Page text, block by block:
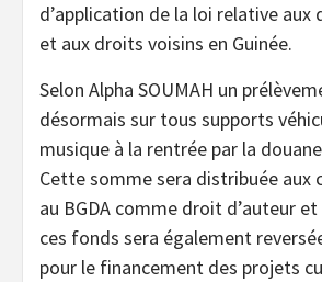
d’application de la loi relative aux
et aux droits voisins en Guinée.
Selon Alpha SOUMAH un
désormais sur tous supports
musique à la rentrée par la
Cette somme sera distribuée aux
au BGDA comme droit d’auteur
ces fonds sera également
pour le financement des projets